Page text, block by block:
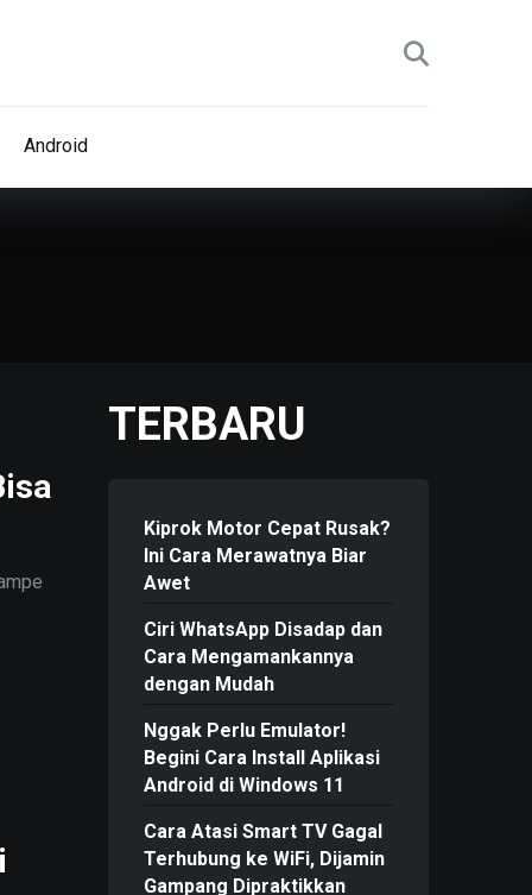
Android
TERBARU
Kiprok Motor Cepat Rusak?
Ini Cara Merawatnya Biar
Awet
Ciri WhatsApp Disadap dan
Cara Mengamankannya
dengan Mudah
Nggak Perlu Emulator!
Begini Cara Install Aplikasi
Android di Windows 11
Cara Atasi Smart TV Gagal
Terhubung ke WiFi, Dijamin
Gampang Dipraktikkan